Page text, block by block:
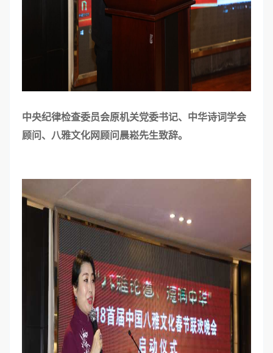
中央纪律检查委员会原机关党委书记、中华诗词学会
顾问、八雅文化网顾问晨崧先生致辞。